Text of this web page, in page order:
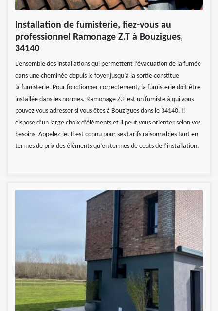
Installation de fumisterie, fiez-vous au
professionnel Ramonage Z.T à Bouzigues,
34140
L’ensemble des installations qui permettent l’évacuation de la fumée
dans une cheminée depuis le foyer jusqu’à la sortie constitue
la fumisterie. Pour fonctionner correctement, la fumisterie doit être
installée dans les normes. Ramonage Z.T est un fumiste à qui vous
pouvez vous adresser si vous êtes à Bouzigues dans le 34140. Il
dispose d’un large choix d’éléments et il peut vous orienter selon vos
besoins. Appelez-le. Il est connu pour ses tarifs raisonnables tant en
termes de prix des éléments qu’en termes de couts de l’installation.